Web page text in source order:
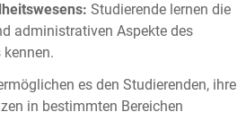
Studierende lernen die
administrativen Aspekte des
es den Studierenden, ihre
in bestimmten Bereichen